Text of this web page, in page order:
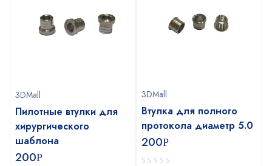
3DMall
Пилотные втулки для
хирургического
шаблона
200Р
3DMall
Втулка для полного
протокола диаметр 5.0
200Р